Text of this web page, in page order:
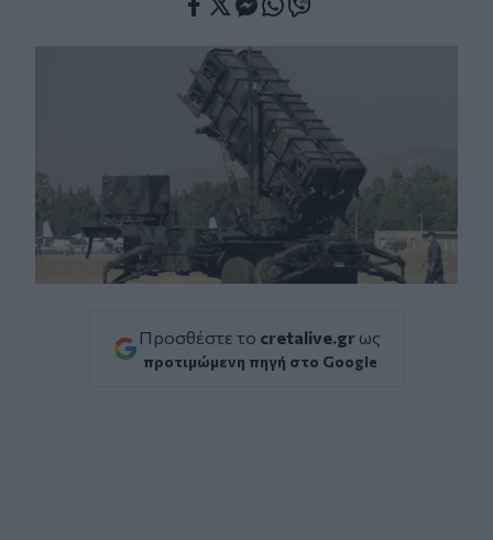
Προσθέστε το cretalive.gr ως
προτιμώμενη πηγή στο Google